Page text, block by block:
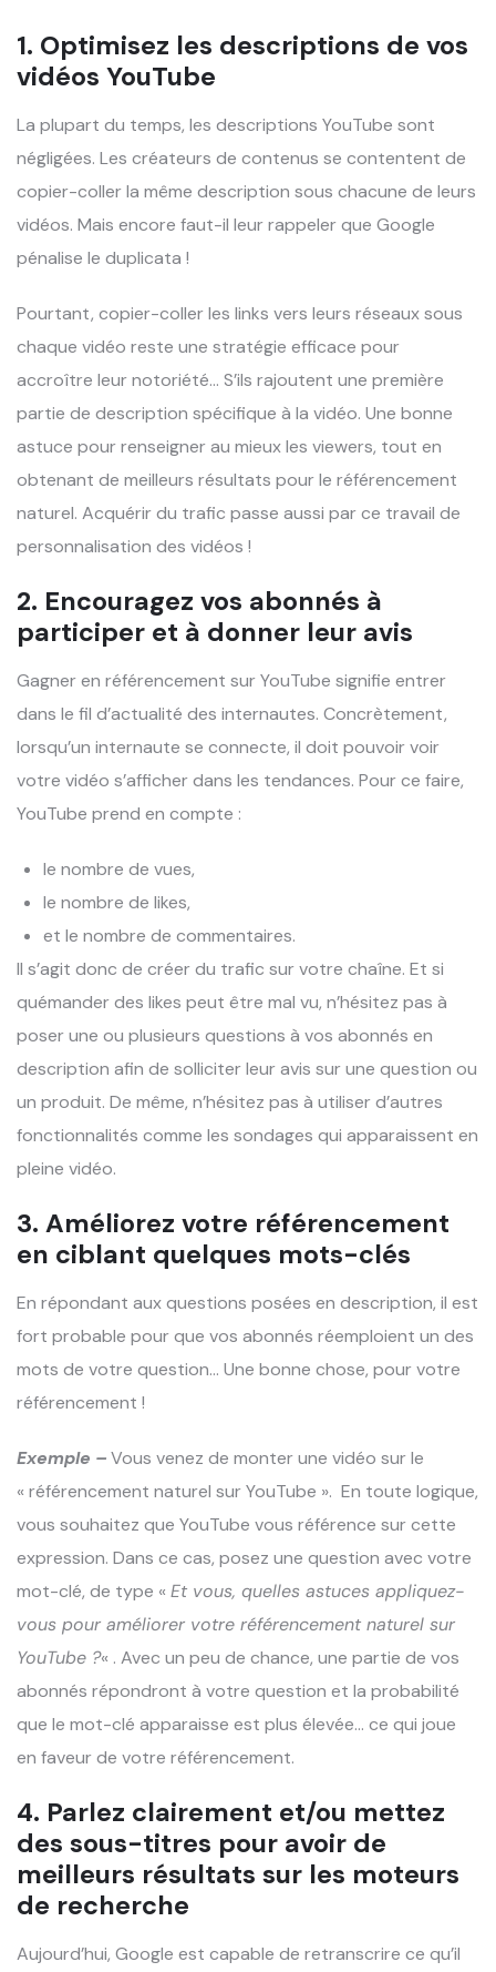
1. Optimisez les descriptions de vos
vidéos YouTube
La plupart du temps, les descriptions YouTube sont
négligées. Les créateurs de contenus se contentent de
copier-coller la même description sous chacune de leurs
vidéos. Mais encore faut-il leur rappeler que Google
pénalise le duplicata !
Pourtant, copier-coller les links vers leurs réseaux sous
chaque vidéo reste une stratégie efficace pour
accroître leur notoriété… S’ils rajoutent une première
partie de description spécifique à la vidéo. Une bonne
astuce pour renseigner au mieux les viewers, tout en
obtenant de meilleurs résultats pour le référencement
naturel. Acquérir du trafic passe aussi par ce travail de
personnalisation des vidéos !
2. Encouragez vos abonnés à
participer et à donner leur avis
Gagner en référencement sur YouTube signifie entrer
dans le fil d’actualité des internautes. Concrètement,
lorsqu’un internaute se connecte, il doit pouvoir voir
votre vidéo s’afficher dans les tendances. Pour ce faire,
YouTube prend en compte :
le nombre de vues,
le nombre de likes,
et le nombre de commentaires.
Il s’agit donc de créer du trafic sur votre chaîne. Et si
quémander des likes peut être mal vu, n’hésitez pas à
poser une ou plusieurs questions à vos abonnés en
description afin de solliciter leur avis sur une question ou
un produit. De même, n’hésitez pas à utiliser d’autres
fonctionnalités comme les sondages qui apparaissent en
pleine vidéo.
3. Améliorez votre référencement
en ciblant quelques mots-clés
En répondant aux questions posées en description, il est
fort probable pour que vos abonnés réemploient un des
mots de votre question… Une bonne chose, pour votre
référencement !
Exemple –Vous venez de monter une vidéo sur le
« référencement naturel sur YouTube ». En toute logique,
vous souhaitez que YouTube vous référence sur cette
expression. Dans ce cas, posez une question avec votre
mot-clé, de type « Et vous, quelles astuces appliquez-
vous pour améliorer votre référencement naturel sur
YouTube ?« . Avec un peu de chance, une partie de vos
abonnés répondront à votre question et la probabilité
que le mot-clé apparaisse est plus élevée… ce qui joue
en faveur de votre référencement.
4. Parlez clairement et/ou mettez
des sous-titres pour avoir de
meilleurs résultats sur les moteurs
de recherche
Aujourd’hui, Google est capable de retranscrire ce qu’il